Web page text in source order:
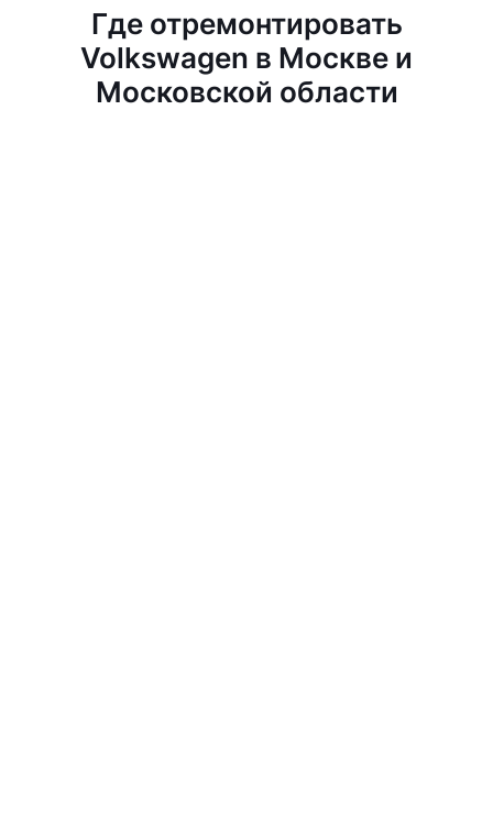
Где отремонтировать
Volkswagen в Москве и
Московской области